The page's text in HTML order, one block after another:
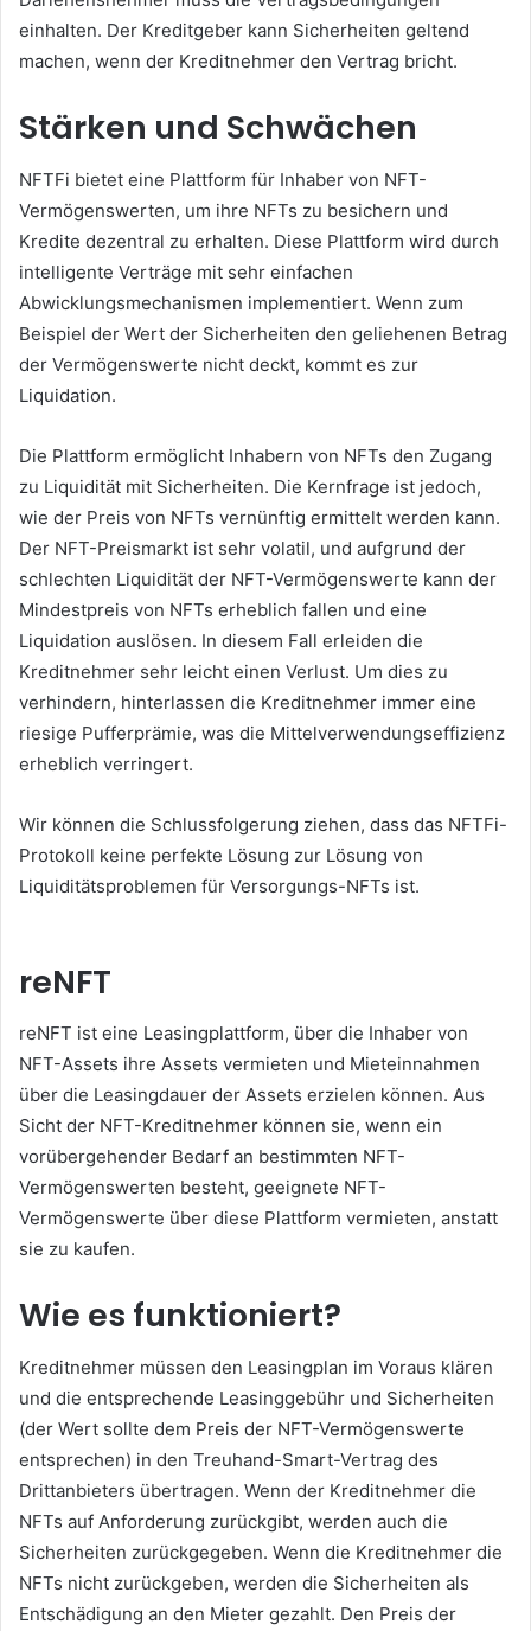
einhalten. Der Kreditgeber kann Sicherheiten geltend
machen, wenn der Kreditnehmer den Vertrag bricht.
Stärken und Schwächen
NFTFi bietet eine Plattform für Inhaber von NFT-
Vermögenswerten, um ihre NFTs zu besichern und
Kredite dezentral zu erhalten. Diese Plattform wird durch
intelligente Verträge mit sehr einfachen
Abwicklungsmechanismen implementiert. Wenn zum
Beispiel der Wert der Sicherheiten den geliehenen Betrag
der Vermögenswerte nicht deckt, kommt es zur
Liquidation.
Die Plattform ermöglicht Inhabern von NFTs den Zugang
zu Liquidität mit Sicherheiten. Die Kernfrage ist jedoch,
wie der Preis von NFTs vernünftig ermittelt werden kann.
Der NFT-Preismarkt ist sehr volatil, und aufgrund der
schlechten Liquidität der NFT-Vermögenswerte kann der
Mindestpreis von NFTs erheblich fallen und eine
Liquidation auslösen. In diesem Fall erleiden die
Kreditnehmer sehr leicht einen Verlust. Um dies zu
verhindern, hinterlassen die Kreditnehmer immer eine
riesige Pufferprämie, was die Mittelverwendungseffizienz
erheblich verringert.
Wir können die Schlussfolgerung ziehen, dass das NFTFi-
Protokoll keine perfekte Lösung zur Lösung von
Liquiditätsproblemen für Versorgungs-NFTs ist.
reNFT
reNFT ist eine Leasingplattform, über die Inhaber von
NFT-Assets ihre Assets vermieten und Mieteinnahmen
über die Leasingdauer der Assets erzielen können. Aus
Sicht der NFT-Kreditnehmer können sie, wenn ein
vorübergehender Bedarf an bestimmten NFT-
Vermögenswerten besteht, geeignete NFT-
Vermögenswerte über diese Plattform vermieten, anstatt
sie zu kaufen.
Wie es funktioniert?
Kreditnehmer müssen den Leasingplan im Voraus klären
und die entsprechende Leasinggebühr und Sicherheiten
(der Wert sollte dem Preis der NFT-Vermögenswerte
entsprechen) in den Treuhand-Smart-Vertrag des
Drittanbieters übertragen. Wenn der Kreditnehmer die
NFTs auf Anforderung zurückgibt, werden auch die
Sicherheiten zurückgegeben. Wenn die Kreditnehmer die
NFTs nicht zurückgeben, werden die Sicherheiten als
Entschädigung an den Mieter gezahlt. Den Preis der